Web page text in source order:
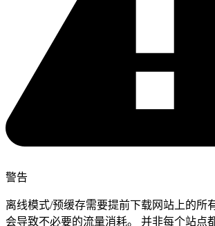
警告
离线模式/预缓存需要提前下载网站上的所
会导致不必要的流量消耗。 并非每个站点